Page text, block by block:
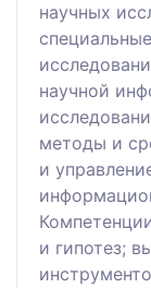
научных
научной
методы и
и
и гипотез;